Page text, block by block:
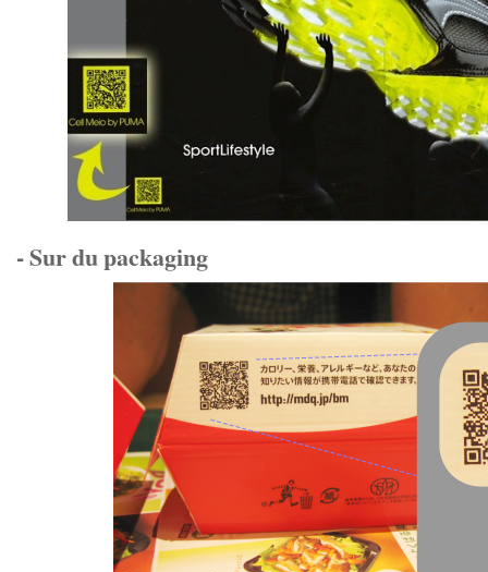
- Sur du packaging